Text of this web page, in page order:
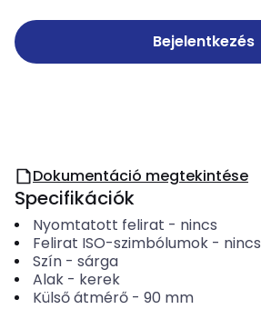
Bejelentkezés
Dokumentáció megtekintése
Specifikációk
Nyomtatott felirat - nincs
Felirat ISO-szimbólumok- nincs
Szín- sárga
Alak- kerek
Külső átmérő- 90 mm